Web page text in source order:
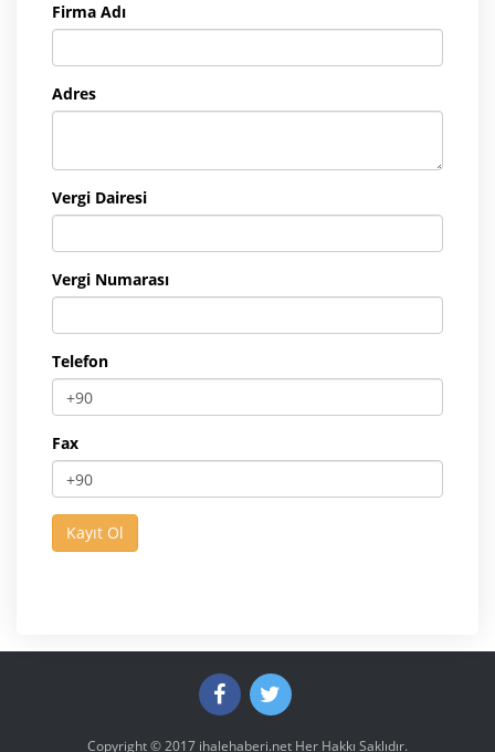
Firma Adı
Adres
Vergi Dairesi
Vergi Numarası
Telefon
Fax
Copyright © 2017 ihalehaberi.net Her Hakkı Saklıdır.